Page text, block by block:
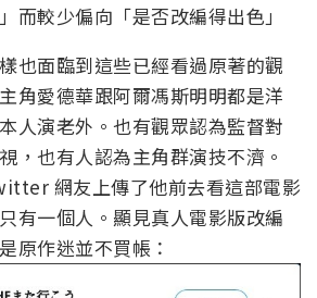
而較少偏向「是否改編得出色」
也面臨到這些已經看過原著的觀
角愛德華跟阿爾馮斯明明都是洋
人演老外。也有觀眾認為監督對
，也有人認為主角群演技不濟。
網友上傳了他前去看這部電影
有一個人。顯見真人電影版改編
原作迷並不買帳：